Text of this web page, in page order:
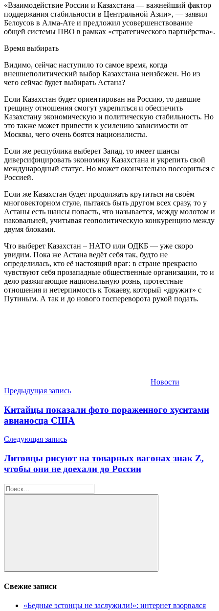
«Взаимодействие России и Казахстана — важнейший фактор
поддержания стабильности в Центральной Азии», — заявил
Белоусов в Алма-Ате и предложил усовершенствование
общей системы ПВО в рамках «стратегического партнёрства».
Время выбирать
Видимо, сейчас наступило то самое время, когда
внешнеполитический выбор Казахстана неизбежен. Но из
чего сейчас будет выбирать Астана?
Если Казахстан будет ориентирован на Россию, то давшие
трещину отношения смогут укрепиться и обеспечить
Казахстану экономическую и политическую стабильность. Но
это также может привести к усилению зависимости от
Москвы, чего очень боятся националисты.
Если же республика выберет Запад, то имеет шансы
диверсифицировать экономику Казахстана и укрепить свой
международный статус. Но может окончательно поссориться с
Россией.
Если же Казахстан будет продолжать крутиться на своём
многовекторном стуле, пытаясь быть другом всех сразу, то у
Астаны есть шансы попасть, что называется, между молотом и
наковальней, учитывая геополитическую конкуренцию между
двумя блоками.
Что выберет Казахстан – НАТО или ОДКБ — уже скоро
увидим. Пока же Астана ведёт себя так, будто не
определилась, кто её настоящий враг: в стране прекрасно
чувствуют себя прозападные общественные организации, то и
дело разжигающие национальную рознь, протестные
отношения и нетерпимость к Токаеву, который «дружит» с
Путиным. А так и до нового госпереворота рукой подать.
Новости
Навигация
по
записям
Предыдущая запись
Китайцы показали фото пораженного хуситами
авианосца США
Следующая запись
Литовцы рисуют на товарных вагонах знак Z,
чтобы они не доехали до России
Найти:
Поиск
Свежие записи
«Бедные эстонцы не заслужили!»: интернет взорвался